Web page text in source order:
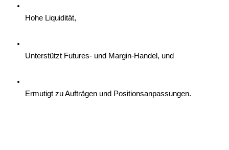
Hohe Liquidität,
Unterstützt Futures- und Margin-Handel, und
Ermutigt zu Aufträgen und Positionsanpassungen.